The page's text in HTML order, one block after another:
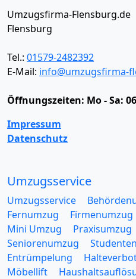
Umzugsfirma-Flensburg.de
Flensburg
Tel.: 01579-2482392
E-Mail: info@umzugsfirma-
Öffnungszeiten: Mo - Sa:
Impressum
Datenschutz
Umzugsservice
Umzugsservice
Fernumzug
Firmenumzug
Mini Umzug
Praxisumzug
Seniorenumzug
Entrümpelung
Möbellift